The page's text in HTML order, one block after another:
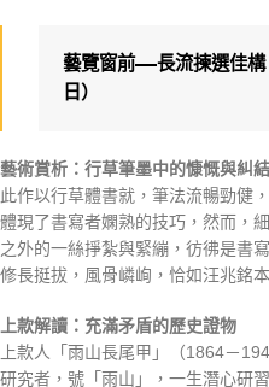
藝覽窗前——長流揀選佳構
藝術賞析：行草筆墨中的慷慨與糾結
此作以行草體書就，筆法流暢勁健
體現了書寫者嫻熟的技巧，然而，
之外的一絲掙紮與緊繃，彷彿是書
修長挺拔，風骨嶙峋，恰如汪兆銘
上款解讀：充滿矛盾的歷史證物
上款人「雨山長尾甲」（1864－
研究者，號「雨山」，一生潛心研